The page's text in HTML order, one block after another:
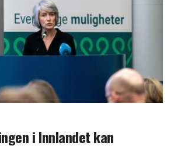
i Innlandet kan